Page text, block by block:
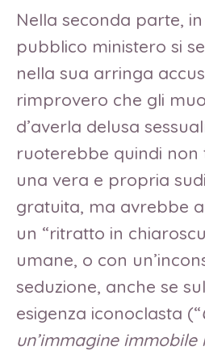
Nella seconda parte,
pubblico ministero si
nella sua arringa
rimprovero che gli
d’averla delusa
ruoterebbe quindi
una vera e propria
gratuita, ma avrebbe
un “ritratto in
umane, o con
seduzione, anche se
esigenza iconoclasta (“
un’immagine